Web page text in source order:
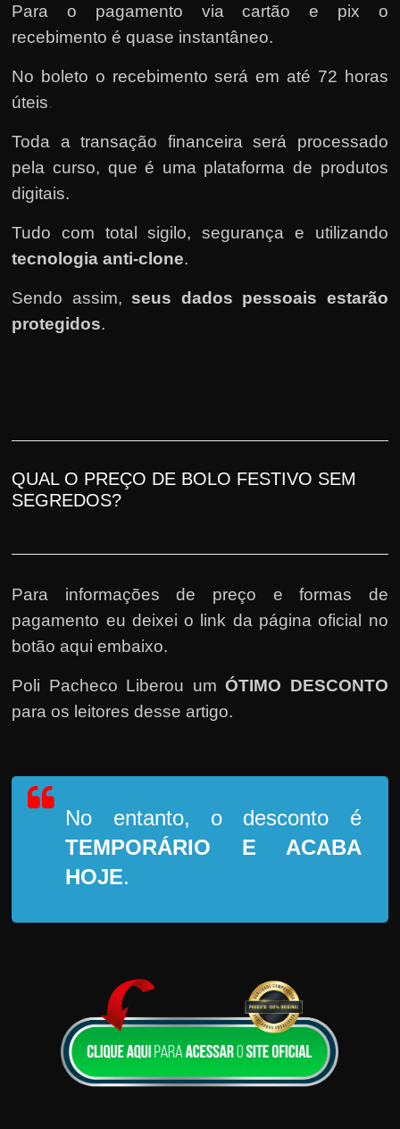
Para o pagamento via cartão e pix o
recebimento é quase instantâneo.
No boleto o recebimento será em até 72 horas
úteis.
Toda a transação financeira será processado
pela curso, que é uma plataforma de produtos
digitais.
Tudo com total sigilo, segurança e utilizando
tecnologia anti-clone.
Sendo assim, seus dados pessoais estarão
protegidos.
QUAL O PREÇO DE BOLO FESTIVO SEM
SEGREDOS?
Para informações de preço e formas de
pagamento eu deixei o link da página oficial no
botão aqui embaixo.
Poli Pacheco Liberou umÓTIMO DESCONTO
para os leitores desse artigo.
No entanto, o desconto é
TEMPORÁRIO
E ACABA
HOJE.